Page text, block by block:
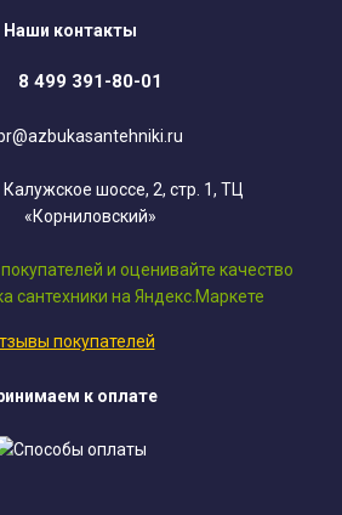
Наши контакты
8 499 391-80-01
шоссе, 2, стр. 1, ТЦ
«Корниловский»
покупателей
к оплате